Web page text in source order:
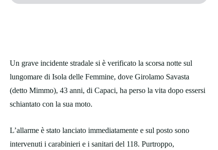
Un grave incidente stradale si è verificato la scorsa notte sul
lungomare di Isola delle Femmine, dove Girolamo Savasta
(detto Mimmo), 43 anni, di Capaci, ha perso la vita dopo essersi
schiantato con la sua moto.
L’allarme è stato lanciato immediatamente e sul posto sono
intervenuti i carabinieri e i sanitari del 118. Purtroppo,